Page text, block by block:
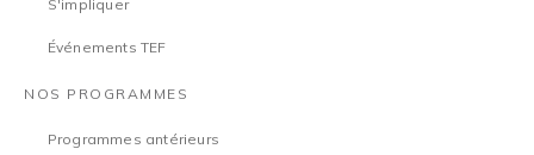
S'impliquer
Événements TEF
NOS PROGRAMMES
Programmes antérieurs